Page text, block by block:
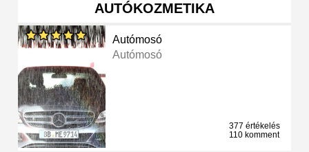
AUTÓKOZMETIKA
Autómosó
Autómosó
377 értékelés
110 komment